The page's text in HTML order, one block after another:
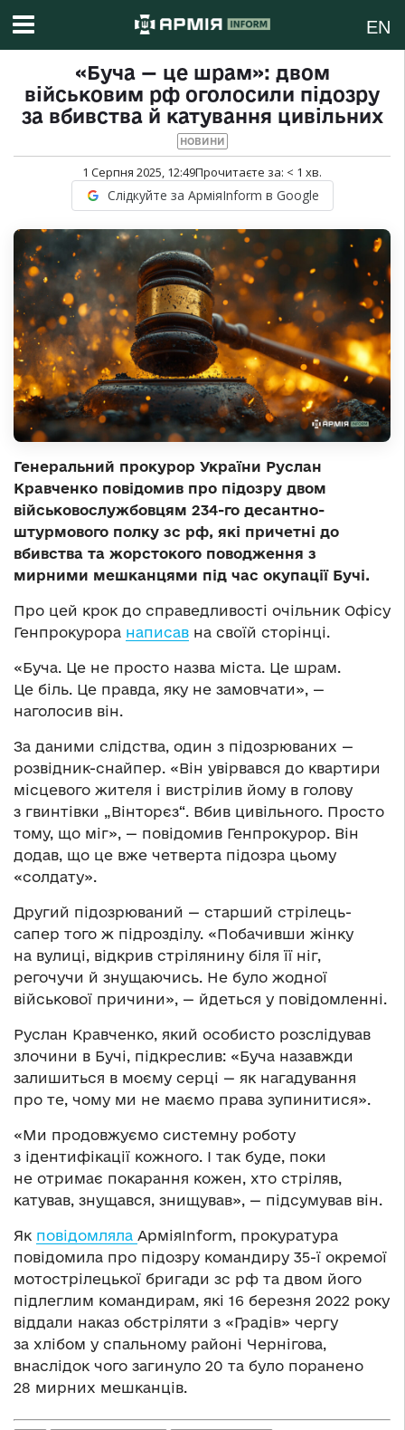
EN
«Буча — це шрам»: двом
військовим рф оголосили підозру
за вбивства й катування цивільних
НОВИНИ
1 Серпня 2025, 12:49Прочитаєте за: < 1 хв.
Слідкуйте за АрміяInform в Google
Генеральний прокурор України Руслан
Кравченко повідомив про підозру двом
військовослужбовцям 234-го десантно-
штурмового полку зс рф, які причетні до
вбивства та жорстокого поводження з
мирними мешканцями під час окупації Бучі.
Про цей крок до справедливості очільник Офісу
Генпрокурора написав на своїй сторінці.
«Буча. Це не просто назва міста. Це шрам.
Це біль. Це правда, яку не замовчати», —
наголосив він.
За даними слідства, один з підозрюваних —
розвідник-снайпер. «Він увірвався до квартири
місцевого жителя і вистрілив йому в голову
з гвинтівки „Вінторєз“. Вбив цивільного. Просто
тому, що міг», — повідомив Генпрокурор. Він
додав, що це вже четверта підозра цьому
«солдату».
Другий підозрюваний — старший стрілець-
сапер того ж підрозділу. «Побачивши жінку
на вулиці, відкрив стрілянину біля її ніг,
регочучи й знущаючись. Не було жодної
військової причини», — йдеться у повідомленні.
Руслан Кравченко, який особисто розслідував
злочини в Бучі, підкреслив: «Буча назавжди
залишиться в моєму серці — як нагадування
про те, чому ми не маємо права зупинитися».
«Ми продовжуємо системну роботу
з ідентифікації кожного. І так буде, поки
не отримає покарання кожен, хто стріляв,
катував, знущався, знищував», — підсумував він.
Як повідомляла АрміяInform, прокуратура
повідомила про підозру командиру 35-ї окремої
мотострілецької бригади зс рф та двом його
підлеглим командирам, які 16 березня 2022 року
віддали наказ обстріляти з «Градів» чергу
за хлібом у спальному районі Чернігова,
внаслідок чого загинуло 20 та було поранено
28 мирних мешканців.